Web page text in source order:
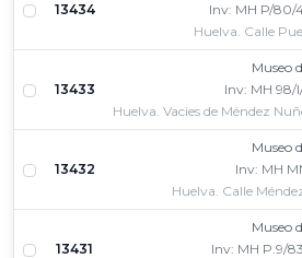
13434
Inv: MH P/80/
Huelva. Calle
13433
Museo
Inv: MH 98/
Huelva. Vacies de Méndez
13432
Museo
Inv: MH
Huelva. Calle
13431
Museo
Inv: MH P.9/